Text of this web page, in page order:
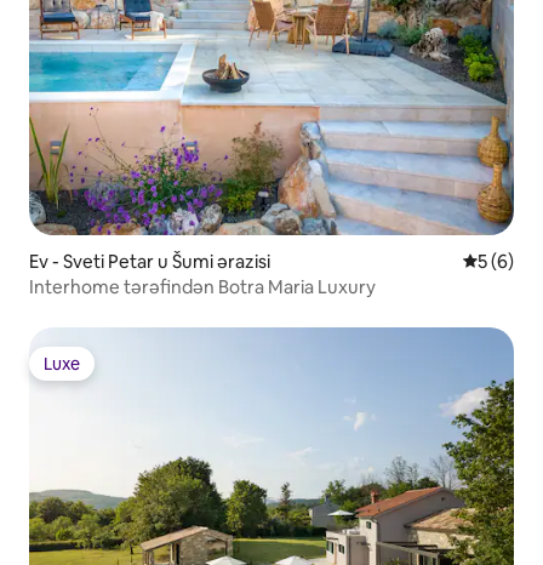
Ev - Sveti Petar u Šumi ərazisi
5 (6)
Interhome tərəfindən Botra Maria Luxury
Luxe
Luxe